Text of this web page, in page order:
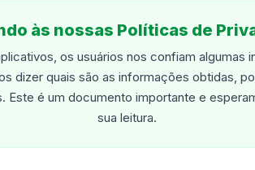
às nossas Políticas de
os usuários nos confiam algumas
dizer quais são as informações obtidas,
Este é um documento importante e
sua leitura.